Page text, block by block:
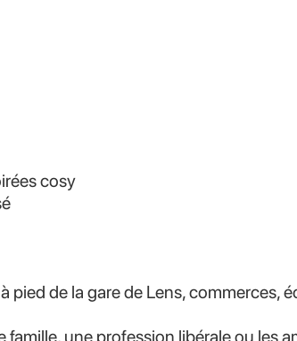
cosy
de la gare de Lens, commerces,